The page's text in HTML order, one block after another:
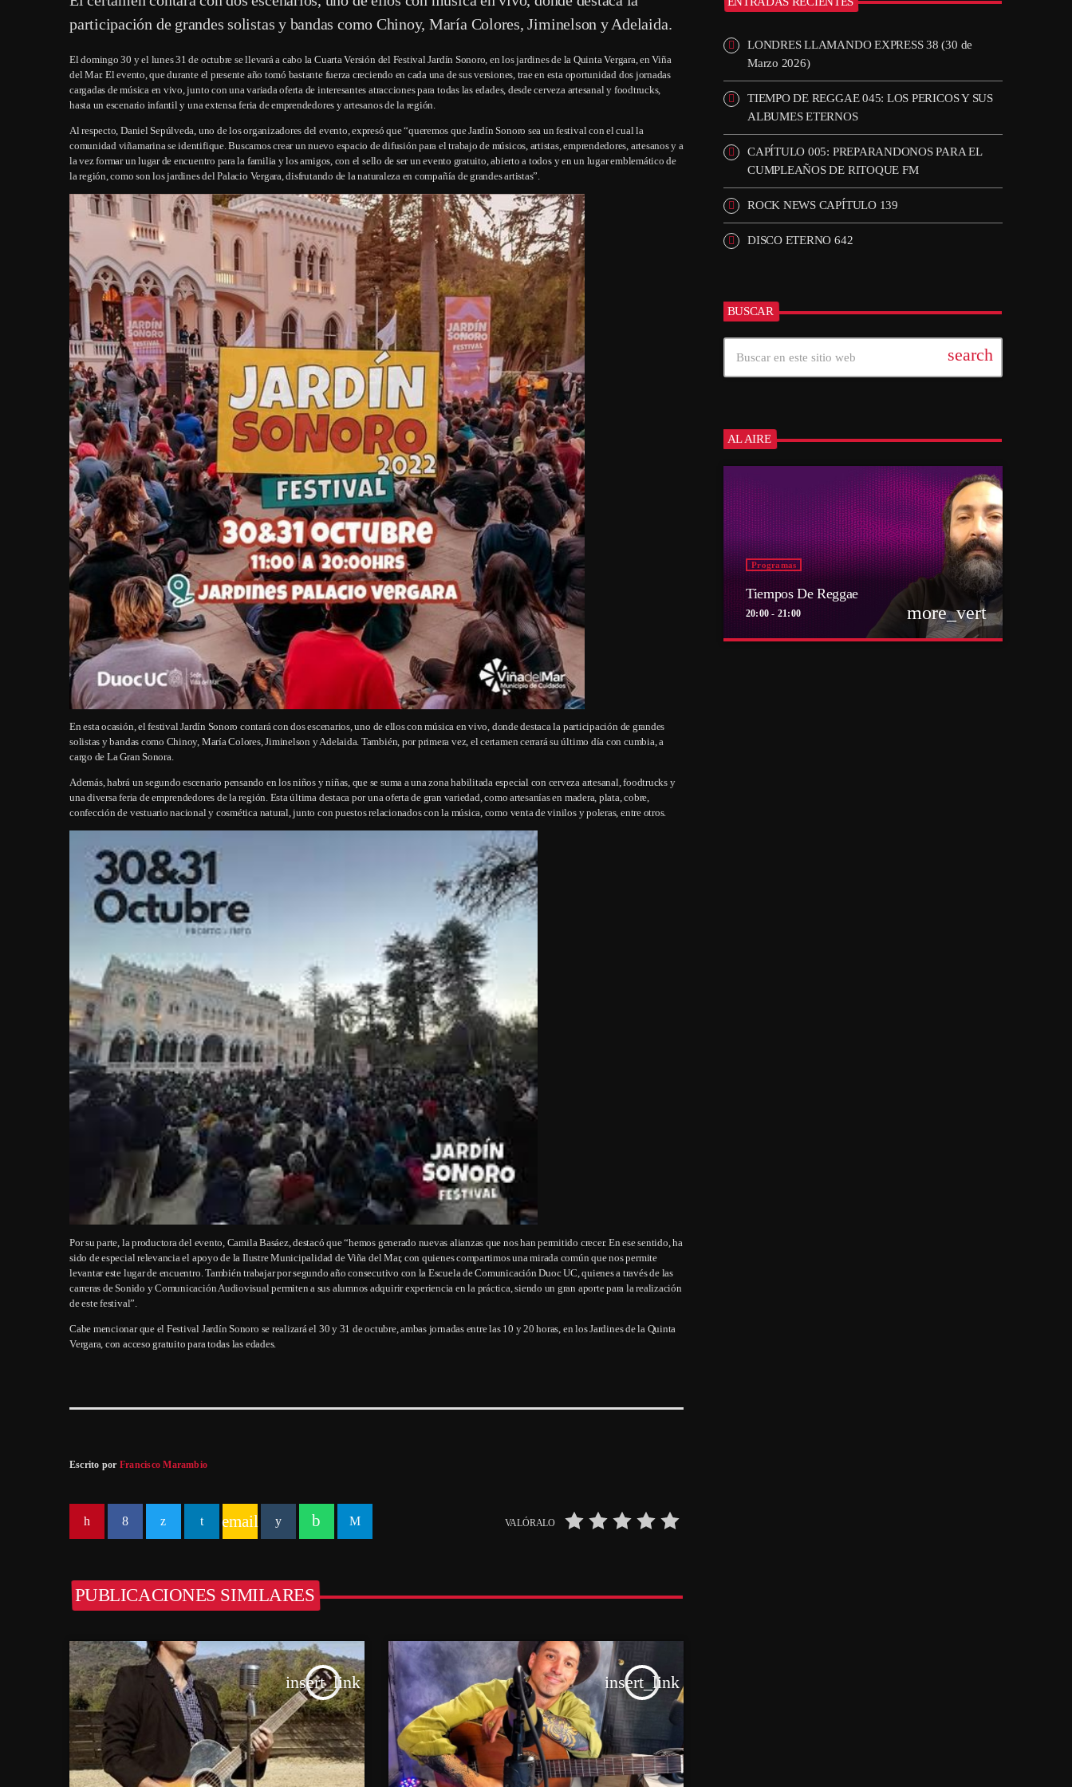
participación de grandes solistas y bandas como Chinoy, María Colores, Jiminelson y Adelaida.
El domingo 30 y el lunes 31 de octubre se llevará a cabo la Cuarta Versión del Festival Jardín Sonoro, en los jardines de la Quinta Vergara, en Viña
del Mar. El evento, que durante el presente año tomó bastante fuerza creciendo en cada una de sus versiones, trae en esta oportunidad dos jornadas
cargadas de música en vivo, junto con una variada oferta de interesantes atracciones para todas las edades, desde cerveza artesanal y foodtrucks,
hasta un escenario infantil y una extensa feria de emprendedores y artesanos de la región.
Al respecto, Daniel Sepúlveda, uno de los organizadores del evento, expresó que “queremos que Jardín Sonoro sea un festival con el cual la
comunidad viñamarina se identifique. Buscamos crear un nuevo espacio de difusión para el trabajo de músicos, artistas, emprendedores, artesanos y a
la vez formar un lugar de encuentro para la familia y los amigos, con el sello de ser un evento gratuito, abierto a todos y en un lugar emblemático de
la región, como son los jardines del Palacio Vergara, disfrutando de la naturaleza en compañía de grandes artistas”.
En esta ocasión, el festival Jardín Sonoro contará con dos escenarios, uno de ellos con música en vivo, donde destaca la participación de grandes
solistas y bandas como Chinoy, María Colores, Jiminelson y Adelaida. También, por primera vez, el certamen cerrará su último día con cumbia, a
cargo de La Gran Sonora.
Además, habrá un segundo escenario pensando en los niños y niñas, que se suma a una zona habilitada especial con cerveza artesanal, foodtrucks y
una diversa feria de emprendedores de la región. Esta última destaca por una oferta de gran variedad, como artesanías en madera, plata, cobre,
confección de vestuario nacional y cosmética natural, junto con puestos relacionados con la música, como venta de vinilos y poleras, entre otros.
Por su parte, la productora del evento, Camila Basáez, destacó que “hemos generado nuevas alianzas que nos han permitido crecer. En ese sentido, ha
sido de especial relevancia el apoyo de la Ilustre Municipalidad de Viña del Mar, con quienes compartimos una mirada común que nos permite
levantar este lugar de encuentro. También trabajar por segundo año consecutivo con la Escuela de Comunicación Duoc UC, quienes a través de las
carreras de Sonido y Comunicación Audiovisual permiten a sus alumnos adquirir experiencia en la práctica, siendo un gran aporte para la realización
de este festival”.
Cabe mencionar que el Festival Jardín Sonoro se realizará el 30 y 31 de octubre, ambas jornadas entre las 10 y 20 horas, en los Jardines de la Quinta
Vergara, con acceso gratuito para todas las edades.
Escrito por Francisco Marambio
email VALÓRALO
PUBLICACIONES SIMILARES
insert_link insert_link
LONDRES LLAMANDO EXPRESS 38 (30 de
Marzo 2026)
TIEMPO DE REGGAE 045: LOS PERICOS Y SUS
ALBUMES ETERNOS
CAPÍTULO 005: PREPARANDONOS PARA EL
CUMPLEAÑOS DE RITOQUE FM
ROCK NEWS CAPÍTULO 139
DISCO ETERNO 642
BUSCAR
search
AL AIRE
Programas
Tiempos De Reggae
20:00 - 21:00 more_vert